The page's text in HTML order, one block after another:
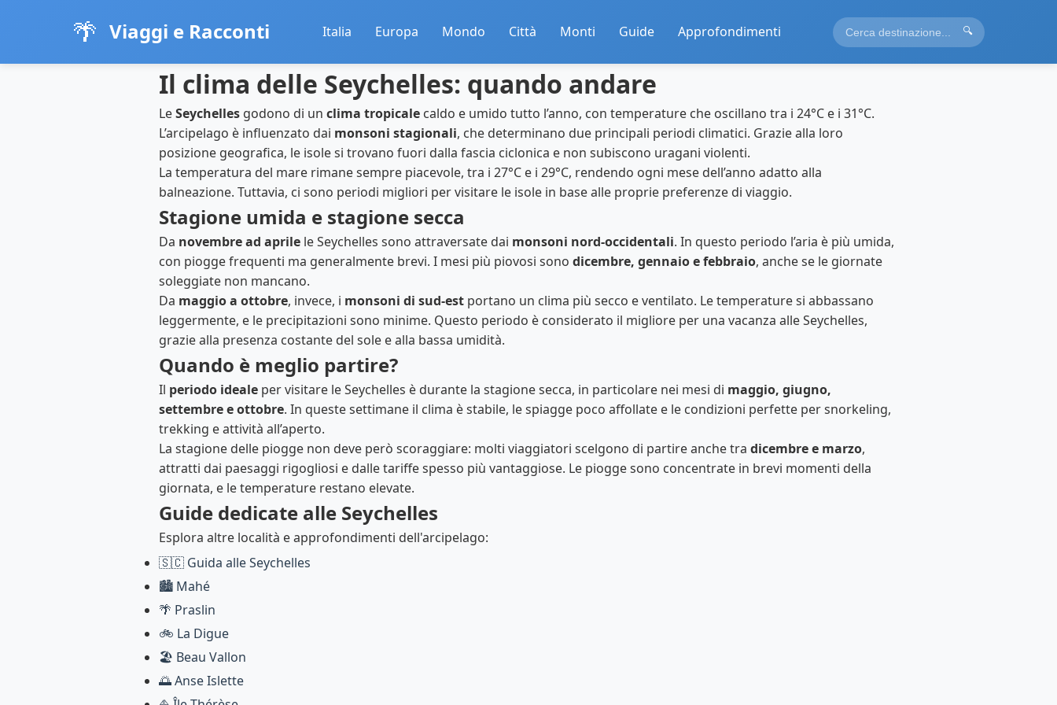
🌴 Viaggi e Racconti Italia Europa Mondo Città Monti Guide Approfondimenti 🔍
Il clima delle Seychelles: quando andare
LeSeychelles godono di un clima tropicale caldo e umido tutto l’anno, con temperature che oscillano tra i 24°C e i 31°C.
L’arcipelago è influenzato dai monsoni stagionali, che determinano due principali periodi climatici. Grazie alla loro
posizione geografica, le isole si trovano fuori dalla fascia ciclonica e non subiscono uragani violenti.
La temperatura del mare rimane sempre piacevole, tra i 27°C e i 29°C, rendendo ogni mese dell’anno adatto alla
balneazione. Tuttavia, ci sono periodi migliori per visitare le isole in base alle proprie preferenze di viaggio.
Stagione umida e stagione secca
Da novembre ad aprile le Seychelles sono attraversate dai monsoni nord-occidentali. In questo periodo l’aria è più umida,
con piogge frequenti ma generalmente brevi. I mesi più piovosi sono dicembre, gennaio e febbraio, anche se le giornate
soleggiate non mancano.
Da maggio a ottobre, invece, i monsoni di sud-est portano un clima più secco e ventilato. Le temperature si abbassano
leggermente, e le precipitazioni sono minime. Questo periodo è considerato il migliore per una vacanza alle Seychelles,
grazie alla presenza costante del sole e alla bassa umidità.
Quando è meglio partire?
Il periodo ideale per visitare le Seychelles è durante la stagione secca, in particolare nei mesi di maggio, giugno,
settembre e ottobre. In queste settimane il clima è stabile, le spiagge poco affollate e le condizioni perfette per snorkeling,
trekking e attività all’aperto.
La stagione delle piogge non deve però scoraggiare: molti viaggiatori scelgono di partire anche tra dicembre e marzo,
attratti dai paesaggi rigogliosi e dalle tariffe spesso più vantaggiose. Le piogge sono concentrate in brevi momenti della
giornata, e le temperature restano elevate.
Guide dedicate alle Seychelles
Esplora altre località e approfondimenti dell'arcipelago:
🇸🇨 Guida alle Seychelles
🏙️ Mahé
🌴 Praslin
🚲 La Digue
🏖️ Beau Vallon
🌅 Anse Islette